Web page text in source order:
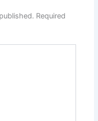
Required